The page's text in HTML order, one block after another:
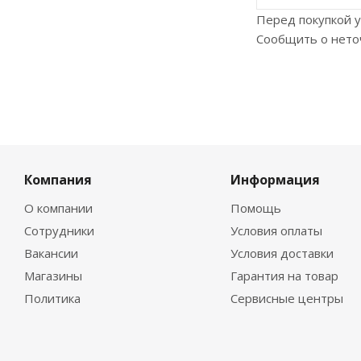
Перед покупкой
Сообщить о
Компания
О компании
Сотрудники
Вакансии
Магазины
Политика
Информация
Помощь
Условия оплаты
Условия доставки
Гарантия на товар
Сервисные центры